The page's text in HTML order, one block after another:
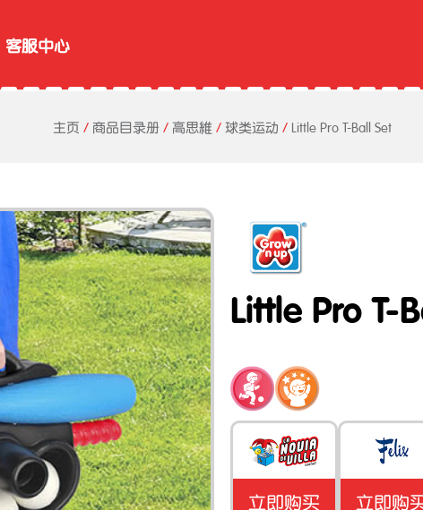
客服中心
主页 / 商品目录册 / 高思維 / 球类运动 / Little Pro T-Ball Set
Little Pro T-
立即购买 立即购